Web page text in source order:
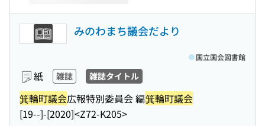
みのわまち議会だより
紙 雑誌 雑誌タイトル
箕輪町議会広報特別委員会 編箕輪町議会
[19--]-[2020]<Z72-K205>
国立国会図書館